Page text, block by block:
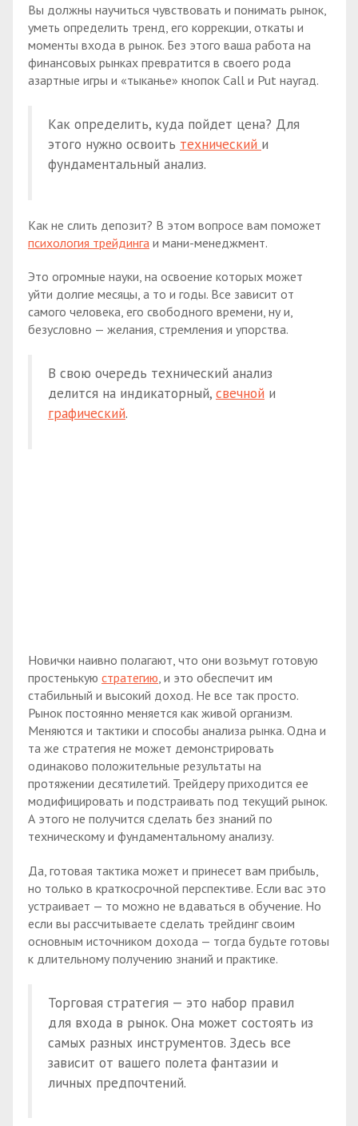
Вы должны научиться чувствовать и понимать рынок,
уметь определить тренд, его коррекции, откаты и
моменты входа в рынок. Без этого ваша работа на
финансовых рынках превратится в своего рода
азартные игры и «тыканье» кнопок Call и Put наугад.
Как определить, куда пойдет цена? Для
этого нужно освоить технический и
фундаментальный анализ.
Как не слить депозит? В этом вопросе вам поможет
психология трейдинга и мани-менеджмент.
Это огромные науки, на освоение которых может
уйти долгие месяцы, а то и годы. Все зависит от
самого человека, его свободного времени, ну и,
безусловно — желания, стремления и упорства.
В свою очередь технический анализ
делится на индикаторный, свечной и
графический.
Новички наивно полагают, что они возьмут готовую
простенькую стратегию, и это обеспечит им
стабильный и высокий доход. Не все так просто.
Рынок постоянно меняется как живой организм.
Меняются и тактики и способы анализа рынка. Одна и
та же стратегия не может демонстрировать
одинаково положительные результаты на
протяжении десятилетий. Трейдеру приходится ее
модифицировать и подстраивать под текущий рынок.
А этого не получится сделать без знаний по
техническому и фундаментальному анализу.
Да, готовая тактика может и принесет вам прибыль,
но только в краткосрочной перспективе. Если вас это
устраивает — то можно не вдаваться в обучение. Но
если вы рассчитываете сделать трейдинг своим
основным источником дохода — тогда будьте готовы
к длительному получению знаний и практике.
Торговая стратегия — это набор правил
для входа в рынок. Она может состоять из
самых разных инструментов. Здесь все
зависит от вашего полета фантазии и
личных предпочтений.